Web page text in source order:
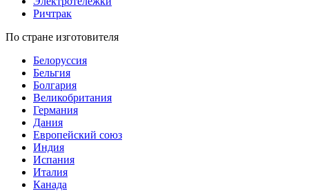
Ричтрак
По стране изготовителя
Белоруссия
Бельгия
Болгария
Великобритания
Германия
Дания
Европейский союз
Индия
Испания
Италия
Канада